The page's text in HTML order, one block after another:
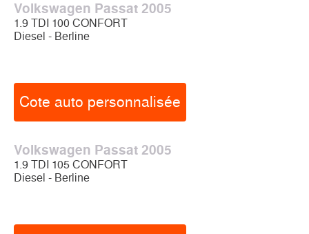
Volkswagen Passat 2005
1.9 TDI 100 CONFORT
Diesel - Berline
Cote auto personnalisée
Volkswagen Passat 2005
1.9 TDI 105 CONFORT
Diesel - Berline